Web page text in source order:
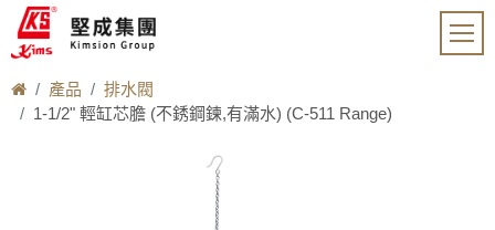
產品
排水閥
1-1/2" 輕缸芯膽 (不銹鋼鍊,有滿水) (C-511 Range)